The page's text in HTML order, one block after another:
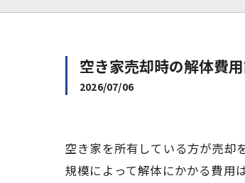
空き家売却時の解体費
2026/07/06
空き家を所有している方が売却
規模によって解体にかかる費用